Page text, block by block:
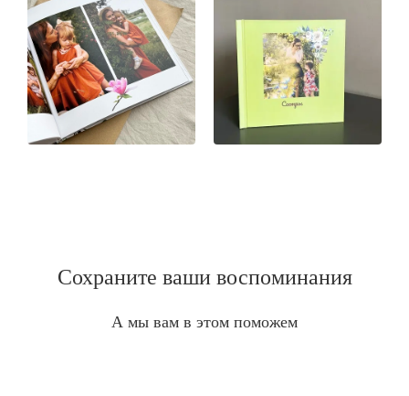
Сохраните ваши воспоминания
А мы вам в этом поможем